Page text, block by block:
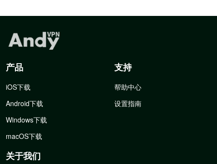
产品
iOS下载
Android下载
Windows下载
macOS下载
支持
帮助中心
设置指南
关于我们